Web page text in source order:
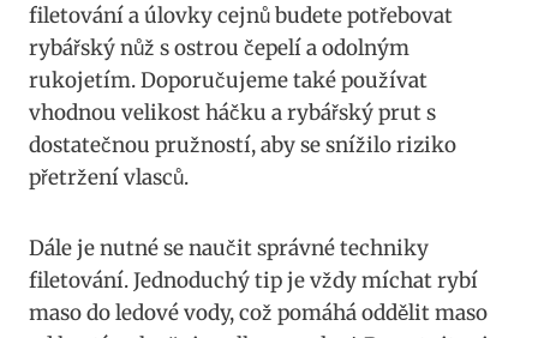
filetování a úlovky cejnů budete potřebovat
rybářský nůž s ostrou čepelí a odolným
rukojetím. Doporučujeme také používat
vhodnou velikost háčku a rybářský prut s
dostatečnou pružností, aby se snížilo riziko
přetržení vlasců.
Dále je nutné se naučit správné techniky
filetování. Jednoduchý tip je vždy míchat rybí
maso do ledové vody, což pomáhá oddělit maso